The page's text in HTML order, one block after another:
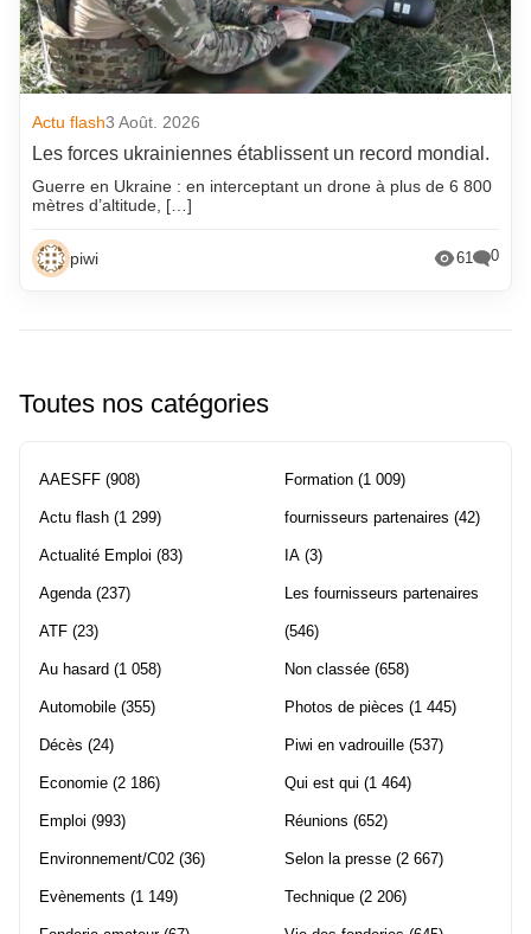
Actu flash3 Août. 2026
Les forces ukrainiennes établissent un record mondial.
Guerre en Ukraine : en interceptant un drone à plus de 6 800
mètres d’altitude, […]
piwi 61 0
Toutes nos catégories
AAESFF (908)
Actu flash (1 299)
Actualité Emploi (83)
Agenda(237)
ATF (23)
Au hasard (1 058)
Automobile (355)
Décès (24)
Economie (2 186)
Emploi (993)
Environnement/C02 (36)
Evènements (1 149)
Formation (1 009)
fournisseurs partenaires (42)
IA (3)
Les fournisseurs partenaires
(546)
Non classée (658)
Photos de pièces (1 445)
Piwi en vadrouille (537)
Qui est qui (1 464)
Réunions (652)
Selon la presse (2 667)
Technique (2 206)